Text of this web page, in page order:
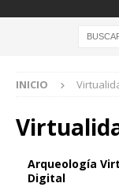
INICIO
Arqueología
Digital